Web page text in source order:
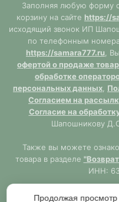
Заполняя любую форму
корзину на сайте https://
исходящий звонок ИП
по телефонным
https://samara777.ru,
офертой о продаже
обработке
персональных данных,
Согласием на
Согласие на
Шапошникову
Также вы можете
товара в разделе
ИНН:
https://samara777.ru
Продолжая просмотр